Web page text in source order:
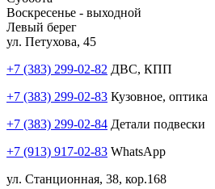
Воскресенье - выходной
Левый берег
ул. Петухова, 45
+7 (383) 299-02-82 ДВС, КПП
+7 (383) 299-02-83 Кузовное, оптика
+7 (383) 299-02-84 Детали подвески
+7 (913) 917-02-83 WhatsApp
ул. Станционная, 38, кор.168